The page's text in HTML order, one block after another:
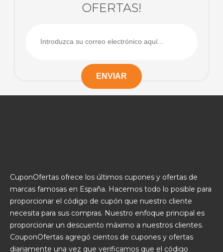
OFERTAS!
CuponOfertas ofrece los últimos cupones y ofertas de
marcas famosas en España. Hacemos todo lo posible para
proporcionar el código de cupón que nuestro cliente
necesita para sus compras. Nuestro enfoque principal es
proporcionar un descuento máximo a nuestros clientes.
CouponOfertas agregó cientos de cupones y ofertas
diariamente una vez que verificamos que el código